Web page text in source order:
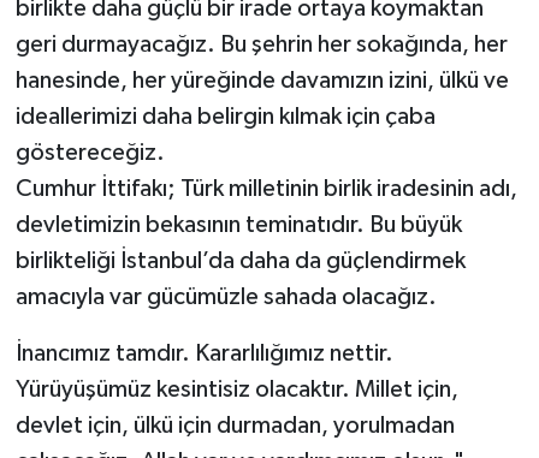
birlikte daha güçlü bir irade ortaya koymaktan
geri durmayacağız. Bu şehrin her sokağında, her
hanesinde, her yüreğinde davamızın izini, ülkü ve
ideallerimizi daha belirgin kılmak için çaba
göstereceğiz.
Cumhur İttifakı; Türk milletinin birlik iradesinin adı,
devletimizin bekasının teminatıdır. Bu büyük
birlikteliği İstanbul’da daha da güçlendirmek
amacıyla var gücümüzle sahada olacağız.
İnancımız tamdır. Kararlılığımız nettir.
Yürüyüşümüz kesintisiz olacaktır. Millet için,
devlet için, ülkü için durmadan, yorulmadan